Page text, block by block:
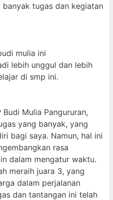
tugas dan kegiatan
mulia ini
lebih unggul dan lebih
di smp ini.
Mulia Pangururan,
yang banyak, yang
bagi saya. Namun, hal ini
rasa
dalam mengatur waktu.
meraih juara 3, yang
dalam perjalanan
dan tantangan ini telah